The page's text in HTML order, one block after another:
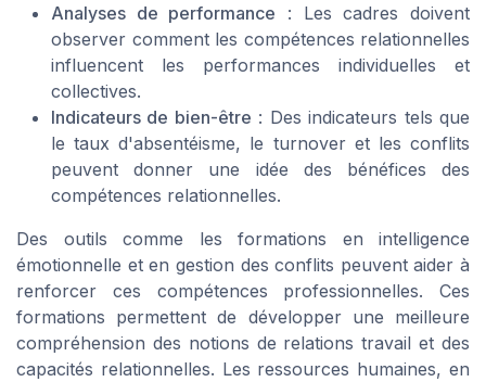
Analyses de performance : Les cadres doivent
observer comment les compétences relationnelles
influencent les performances individuelles et
collectives.
Indicateurs de bien-être : Des indicateurs tels que
le taux d'absentéisme, le turnover et les conflits
peuvent donner une idée des bénéfices des
compétences relationnelles.
Des outils comme les formations en intelligence
émotionnelle et en gestion des conflits peuvent aider à
renforcer ces compétences professionnelles. Ces
formations permettent de développer une meilleure
compréhension des notions de relations travail et des
capacités relationnelles. Les ressources humaines, en